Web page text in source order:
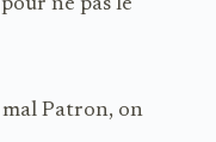
ne pas le
Patron, on